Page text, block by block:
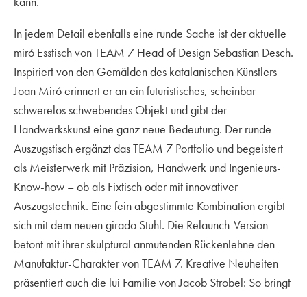
In jedem Detail ebenfalls eine runde Sache ist der aktuelle
miró Esstisch von TEAM 7 Head of Design Sebastian Desch.
Inspiriert von den Gemälden des katalanischen Künstlers
Joan Miró erinnert er an ein futuristisches, scheinbar
schwerelos schwebendes Objekt und gibt der
Handwerkskunst eine ganz neue Bedeutung. Der runde
Auszugstisch ergänzt das TEAM 7 Portfolio und begeistert
als Meisterwerk mit Präzision, Handwerk und Ingenieurs-
Know-how – ob als Fixtisch oder mit innovativer
Auszugstechnik. Eine fein abgestimmte Kombination ergibt
sich mit dem neuen girado Stuhl. Die Relaunch-Version
betont mit ihrer skulptural anmutenden Rückenlehne den
Manufaktur-Charakter von TEAM 7. Kreative Neuheiten
präsentiert auch die lui Familie von Jacob Strobel: So bringt